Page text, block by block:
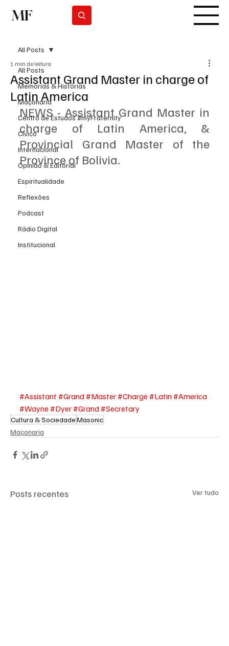
MF
All Posts
Memórias & Histórias
Maçonaria
Centro de Estudos #myFraternity
Cívico
Internacional
Opinião & Editorial
Espiritualidade
Reflexões
Podcast
Rádio Digital
Institucional
All Posts
Assistant Grand Master in charge of
Latin America
1 min de leitura
NEWS - Assistant Grand Master in
charge of Latin America, &
Provincial Grand Master of the
Province of Bolivia.
#Assistant #Grand #Master #Charge #Latin #America
#Wayne #Dyer #Grand #Secretary
Cultura & SociedadeMasonic
Maçonaria
Posts recentes Ver tudo